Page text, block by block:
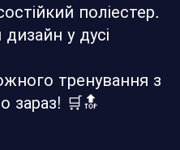
поліестер.
у дусі
тренування з
зараз! 🛒🔝